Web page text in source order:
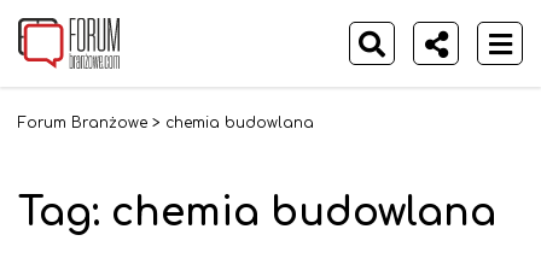
Forum Branżowe > chemia budowlana
Tag: chemia budowlana